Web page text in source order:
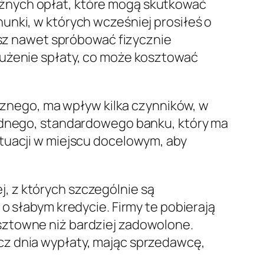
opłat, które mogą skutkować
w których wcześniej prosiłeś o
nawet spróbować fizycznie
spłaty, co może kosztować
ma wpływ kilka czynników, w
standardowego banku, który ma
w miejscu docelowym, aby
z których szczególnie są
kredycie. Firmy te pobierają
niż bardziej zadowolone.
dnia wypłaty, mając sprzedawcę,